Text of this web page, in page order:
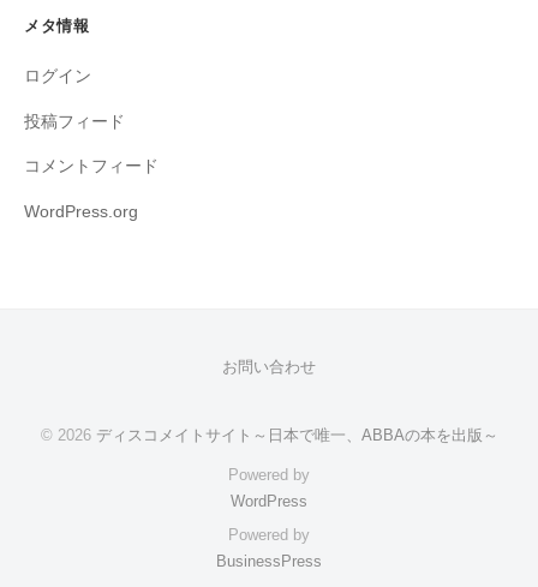
メタ情報
ログイン
投稿フィード
コメントフィード
WordPress.org
お問い合わせ
© 2026 ディスコメイトサイト～日本で唯一、ABBAの本を出版～
Powered by
WordPress
Powered by
BusinessPress